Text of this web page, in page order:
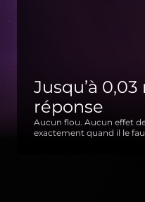
Jusqu’à
réponse
Aucun flou. Aucun effet
exactement quand il le